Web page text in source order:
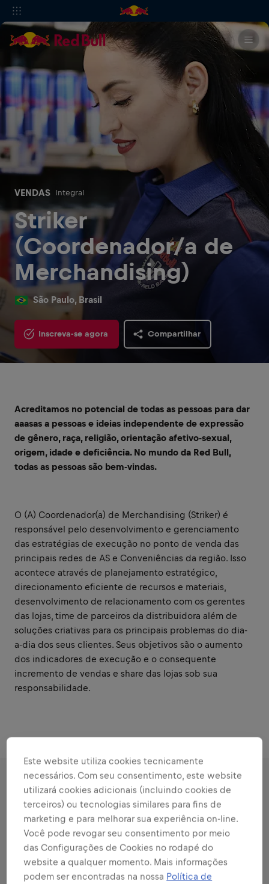
VENDAS Integral
Striker
(Coordenador/a de
Merchandising)
São Paulo, Brasil
Inscreva-se agora Compartilhar
Acreditamos no potencial de todas as pessoas para dar
aaasas a pessoas e ideias independente de expressão
de gênero, raça, religião, orientação afetivo-sexual,
origem, idade e deficiência. No mundo da Red Bull,
todas as pessoas são bem-vindas.
O (A) Coordenador(a) de Merchandising (Striker) é
responsável pelo desenvolvimento e gerenciamento
das estratégias de execução no ponto de venda das
principais redes de AS e Conveniências da região. Isso
acontece através de planejamento estratégico,
direcionamento eficiente de recursos e materiais,
desenvolvimento de relacionamento com os gerentes
das lojas, time de parceiros da distribuidora além de
soluções criativas para os principais problemas do dia-
a-dia dos seus clientes. Seus objetivos são o aumento
dos indicadores de execução e o consequente
incremento de vendas e share das lojas sob sua
responsabilidade.
RESPONSABILIDADES
Áreas que combinam com
seus pontos fortes
Todas as responsabilidades que você assumirá:
Este website utiliza cookies tecnicamente
necessários. Com seu consentimento, este website
utilizará cookies adicionais (incluindo cookies de
terceiros) ou tecnologias similares para fins de
marketing e para melhorar sua experiência on-line.
Você pode revogar seu consentimento por meio
das Configurações de Cookies no rodapé do
website a qualquer momento. Mais informações
podem ser encontradas na nossa Política de